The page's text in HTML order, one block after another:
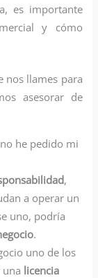
es importante
y cómo
nos llames para
asesorar de
he pedido mi
,
a operar un
uno, podría
.
uno de los
licencia